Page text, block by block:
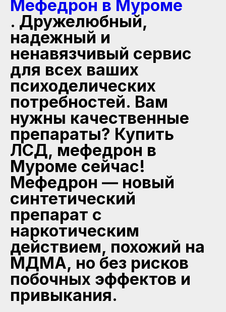
Мефедрон в Муроме
. Дружелюбный,
надежный и
ненавязчивый сервис
для всех ваших
психоделических
потребностей. Вам
нужны качественные
препараты? Купить
ЛСД, мефедрон в
Муроме сейчас!
Мефедрон — новый
синтетический
препарат с
наркотическим
действием, похожий на
МДМА, но без рисков
побочных эффектов и
привыкания.